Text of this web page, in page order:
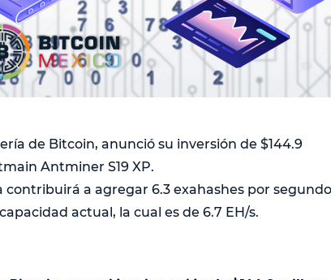
de Bitcoin, anunció su inversión de $144.9
Antminer S19 XP.
contribuirá a agregar 6.3 exahashes por segundo
actual, la cual es de 6.7 EH/s.